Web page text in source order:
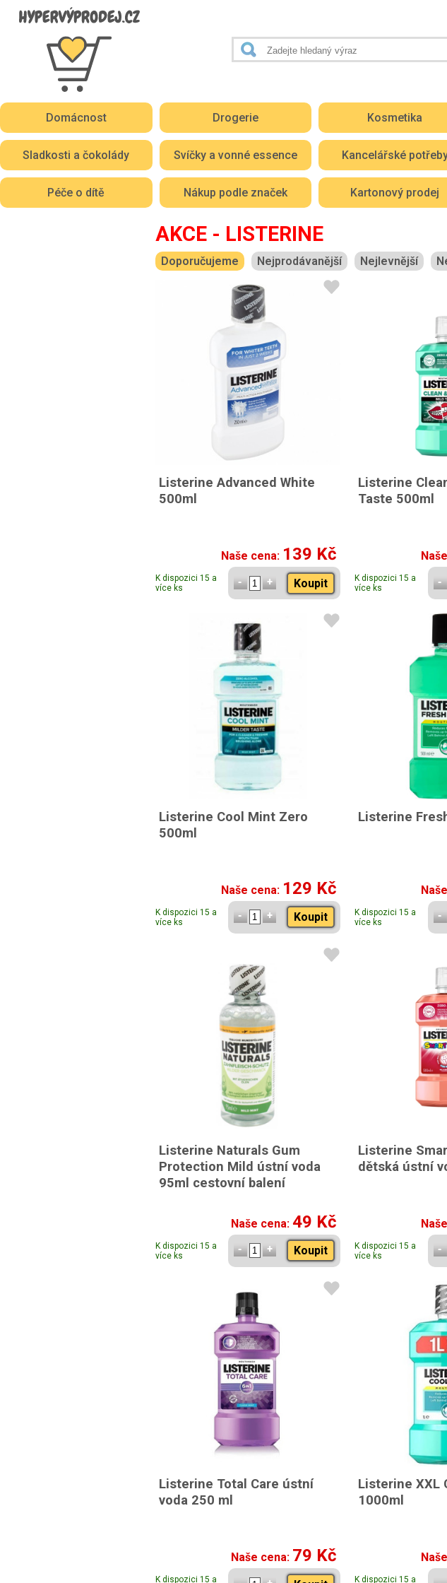
Domácnost Drogerie Kosmetika
Sladkosti a čokolády Svíčky a vonné essence Kancelářské
Péče o dítě Nákup podle značek Kartonový prodej
AKCE - LISTERINE
Doporučujeme Nejprodávanější Nejlevnější
Listerine Advanced White
500ml
Naše cena: 139 Kč
K dispozici 15 a
více ks
Koupit
Listerine
Taste 500ml
K dispozici 15 a
více ks
Listerine Cool Mint Zero
500ml
Naše cena: 129 Kč
K dispozici 15 a
více ks
Koupit
Listerine
K dispozici 15 a
více ks
Listerine Naturals Gum
Protection Mild ústní voda
95ml cestovní balení
Naše cena:49 Kč
K dispozici 15 a
více ks
Koupit
Listerine
dětská ústní
K dispozici 15 a
více ks
Listerine Total Care ústní
voda 250 ml
Naše cena: 79 Kč
K dispozici 15 a
Listerine XXL
1000ml
K dispozici 15 a